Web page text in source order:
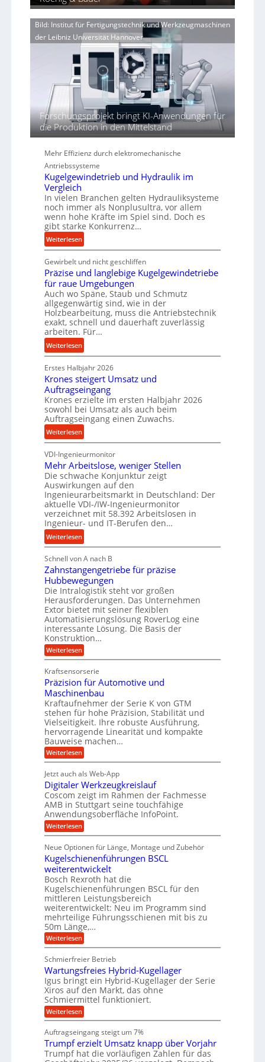
V
r
j
d
i
r
e
n
e
r
h
d
i
e
e
r
f
o
r
m
a
n
c
e
b
e
i
m
D
r
ü
c
p
r
o
z
e
s
s
Bild: Institut für Fertigungstechnik und Werkzeugmaschinen
der Leibniz Universität Hannover
Forschungsprojekt bringt KI-Anwendungen für
die Produktion in den Mittelstand
Mehr Effizienz durch elektromechanische
Antriebssysteme
Kugelgewindetrieb und Hydraulik im
Vergleich
In vielen Branchen gelten Hydrauliksysteme
noch immer als Nonplusultra, vor allem
wenn hohe Kräfte im Spiel sind. Doch es
gibt starke Konkurrenz…
Weiterlesen:
K
u
g
e
l
g
e
w
i
n
e
t
r
i
e
b
u
n
d
H
y
d
r
a
u
l
i
m
V
e
r
g
l
e
Gewirbelt und nicht geschliffen
Präzise und langlebige Kugelgewindetriebe
für raue Umgebungen
Auch wo Späne, Staub und Schmutz
allgegenwärtig sind, wie in der
Holzbearbeitung, muss die Antriebstechnik
exakt, schnell und dauerhaft zuverlässig
arbeiten. Für…
Weiterlesen:
P
r
ä
z
i
s
e
u
n
d
l
a
n
g
l
e
b
i
g
e
K
u
g
e
l
g
e
w
i
n
d
e
t
r
i
e
b
e
f
ü
r
r
a
e
U
m
g
e
b
u
n
g
n
Erstes Halbjahr 2026
Krones steigert Umsatz und
Auftragseingang
Krones erzielte im ersten Halbjahr 2026
sowohl bei Umsatz als auch beim
Auftragseingang einen Zuwachs.
Weiterlesen:
K
r
o
n
e
s
s
t
e
i
g
e
r
t
U
m
s
a
t
z
n
d
A
u
f
t
r
a
g
s
e
i
n
g
a
n
g
VDI-Ingenieurmonitor
Mehr Arbeitslose, weniger Stellen
Die schwache Konjunktur zeigt
Auswirkungen auf den
Ingenieurarbeitsmarkt in Deutschland: Der
aktuelle VDI-/IW-Ingenieurmonitor
verzeichnet mit 58.392 Arbeitslosen in
Ingenieur- und IT-Berufen den…
Weiterlesen:
M
e
h
r
A
r
b
e
i
t
s
l
o
s
e
,
w
e
n
i
g
e
r
S
t
e
l
e
n
Schnell von A nach B
Zahnstangengetriebe für präzise
Hubbewegungen
Die Intralogistik steht vor großen
Herausforderungen. Das Unternehmen
Extor bietet mit seiner flexiblen
Automatisierungslösung RoverLog eine
interessante Lösung. Die Basis der
Konstruktion…
Weiterlesen:
Z
h
n
s
t
a
n
g
e
n
g
e
t
r
i
e
b
e
f
ü
r
r
ä
z
i
s
e
H
u
b
b
e
w
e
g
u
n
g
e
n
Kraftsensorserie
Präzision für Automotive und
Maschinenbau
Kraftaufnehmer der Serie K von GTM
stehen für hohe Präzision, Stabilität und
Vielseitigkeit. Ihre robuste Ausführung,
hervorragende Linearität und kompakte
Bauweise machen…
Weiterlesen:
P
ä
z
i
s
i
o
n
f
r
A
u
t
o
m
o
t
i
v
e
u
n
d
M
a
s
c
h
i
n
n
b
a
u
Jetzt auch als Web-App
Digitaler Werkzeugkreislauf
Coscom zeigt im Rahmen der Fachmesse
AMB in Stuttgart seine touchfähige
Anwendungsoberfläche InfoPoint.
Weiterlesen:
D
g
i
t
a
l
e
r
W
e
r
k
z
e
u
g
k
r
e
i
s
l
u
f
Neue Optionen für Länge, Montage und Zubehör
Kugelschienenführungen BSCL
weiterentwickelt
Bosch Rexroth hat die
Kugelschienenführungen BSCL für den
mittleren Leistungsbereich
weiterentwickelt: Neu im Programm sind
mehrteilige Führungsschienen mit bis zu
50m Länge,…
Weiterlesen:
K
g
e
l
s
c
h
i
e
e
n
f
Schmierfreier Betrieb
Wartungsfreies Hybrid-Kugellager
Igus bringt ein Hybrid-Kugellager der Serie
Xiros auf den Markt, das ohne
Schmiermittel funktioniert.
Weiterlesen:
W
r
t
u
Auftragseingang steigt um 7%
Trumpf erzielt Umsatz knapp über Vorjahr
Trumpf hat die vorläufigen Zahlen für das